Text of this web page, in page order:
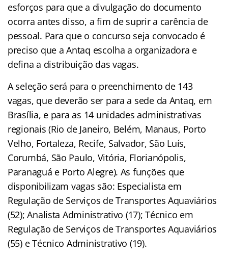
esforços para que a divulgação do documento
ocorra antes disso, a fim de suprir a carência de
pessoal. Para que o concurso seja convocado é
preciso que a Antaq escolha a organizadora e
defina a distribuição das vagas.
A seleção será para o preenchimento de 143
vagas, que deverão ser para a sede da Antaq, em
Brasília, e para as 14 unidades administrativas
regionais (Rio de Janeiro, Belém, Manaus, Porto
Velho, Fortaleza, Recife, Salvador, São Luís,
Corumbá, São Paulo, Vitória, Florianópolis,
Paranaguá e Porto Alegre). As funções que
disponibilizam vagas são: Especialista em
Regulação de Serviços de Transportes Aquaviários
(52); Analista Administrativo (17); Técnico em
Regulação de Serviços de Transportes Aquaviários
(55) e Técnico Administrativo (19).